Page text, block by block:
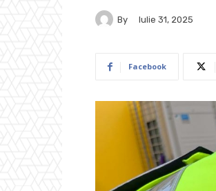
By Iulie 31, 2025
Facebook